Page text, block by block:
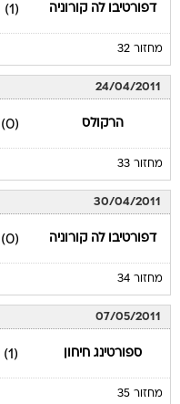
דפורטיבו לה קורוניה (1)
מחזור 32
24/04/2011
הרקולס (0)
מחזור 33
30/04/2011
דפורטיבו לה קורוניה (0)
מחזור 34
07/05/2011
ספורטינג חיחון (1)
מחזור 35